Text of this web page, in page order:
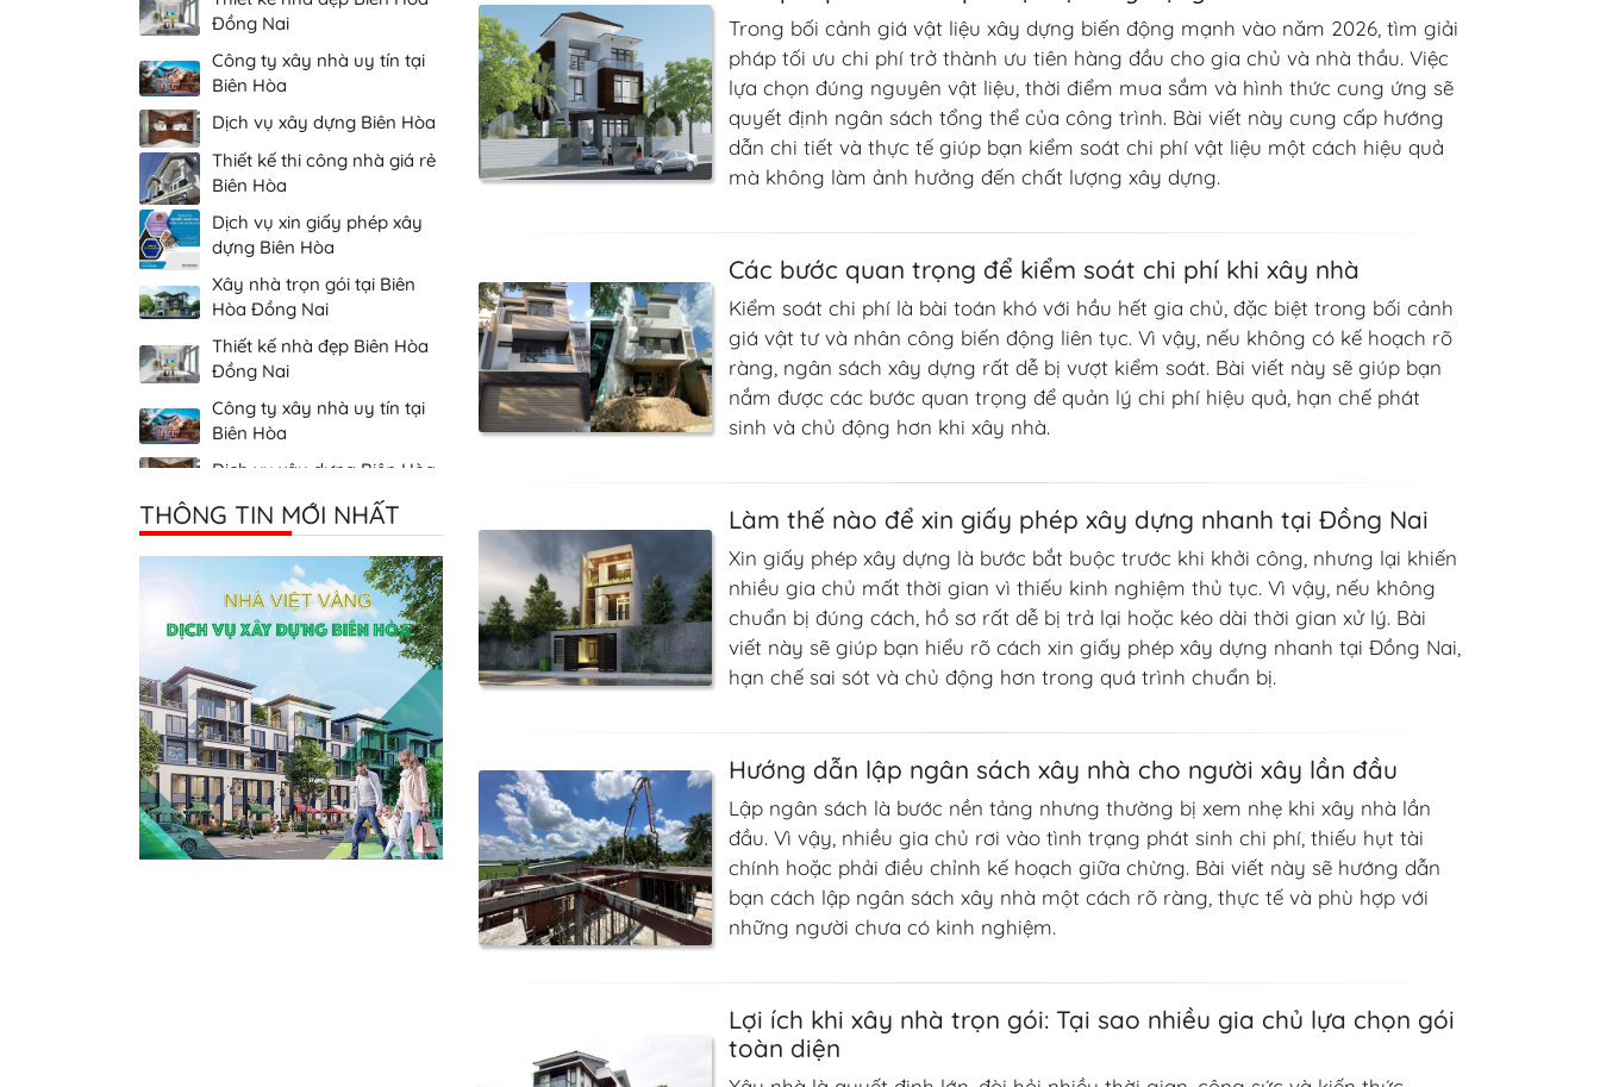
Trong bối cảnh giá vật liệu xây dựng biến động mạnh vào năm 2026, tìm giải
pháp tối ưu chi phí trở thành ưu tiên hàng đầu cho gia chủ và nhà thầu. Việc
lựa chọn đúng nguyên vật liệu, thời điểm mua sắm và hình thức cung ứng sẽ
quyết định ngân sách tổng thể của công trình. Bài viết này cung cấp hướng
dẫn chi tiết và thực tế giúp bạn kiểm soát chi phí vật liệu một cách hiệu quả
mà không làm ảnh hưởng đến chất lượng xây dựng.
Các bước quan trọng để kiểm soát chi phí khi xây nhà
Kiểm soát chi phí là bài toán khó với hầu hết gia chủ, đặc biệt trong bối cảnh
giá vật tư và nhân công biến động liên tục. Vì vậy, nếu không có kế hoạch rõ
ràng, ngân sách xây dựng rất dễ bị vượt kiểm soát. Bài viết này sẽ giúp bạn
nắm được các bước quan trọng để quản lý chi phí hiệu quả, hạn chế phát
sinh và chủ động hơn khi xây nhà.
Làm thế nào để xin giấy phép xây dựng nhanh tại Đồng Nai
Xin giấy phép xây dựng là bước bắt buộc trước khi khởi công, nhưng lại khiến
nhiều gia chủ mất thời gian vì thiếu kinh nghiệm thủ tục. Vì vậy, nếu không
chuẩn bị đúng cách, hồ sơ rất dễ bị trả lại hoặc kéo dài thời gian xử lý. Bài
viết này sẽ giúp bạn hiểu rõ cách xin giấy phép xây dựng nhanh tại Đồng Nai,
hạn chế sai sót và chủ động hơn trong quá trình chuẩn bị.
Hướng dẫn lập ngân sách xây nhà cho người xây lần đầu
Lập ngân sách là bước nền tảng nhưng thường bị xem nhẹ khi xây nhà lần
đầu. Vì vậy, nhiều gia chủ rơi vào tình trạng phát sinh chi phí, thiếu hụt tài
chính hoặc phải điều chỉnh kế hoạch giữa chừng. Bài viết này sẽ hướng dẫn
bạn cách lập ngân sách xây nhà một cách rõ ràng, thực tế và phù hợp với
những người chưa có kinh nghiệm.
Lợi ích khi xây nhà trọn gói: Tại sao nhiều gia chủ lựa chọn gói
toàn diện
Công ty xây nhà uy tín tại
Biên Hòa
Dịch vụ xây dựng Biên Hòa
Thiết kế thi công nhà giá rẻ
Biên Hòa
Dịch vụ xin giấy phép xây
dựng Biên Hòa
Xây nhà trọn gói tại Biên
Hòa Đồng Nai
Thiết kế nhà đẹp Biên Hòa
Đồng Nai
Công ty xây nhà uy tín tại
Biên Hòa
Dịch vụ xây dựng Biên Hòa
Biên Hòa
THÔNG TIN MỚI NHẤT